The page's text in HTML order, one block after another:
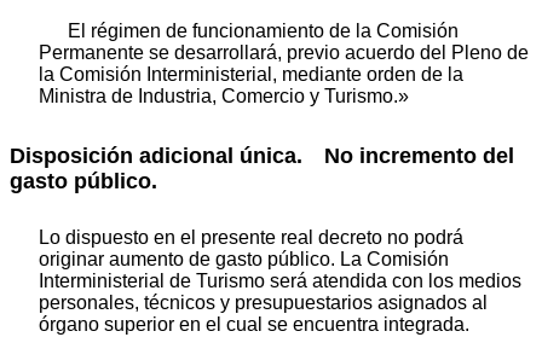
El régimen de funcionamiento de la Comisión
Permanente se desarrollará, previo acuerdo del Pleno de
la Comisión Interministerial, mediante orden de la
Ministra de Industria, Comercio y Turismo.»
Disposición adicional única. No incremento del
gasto público.
Lo dispuesto en el presente real decreto no podrá
originar aumento de gasto público. La Comisión
Interministerial de Turismo será atendida con los medios
personales, técnicos y presupuestarios asignados al
órgano superior en el cual se encuentra integrada.